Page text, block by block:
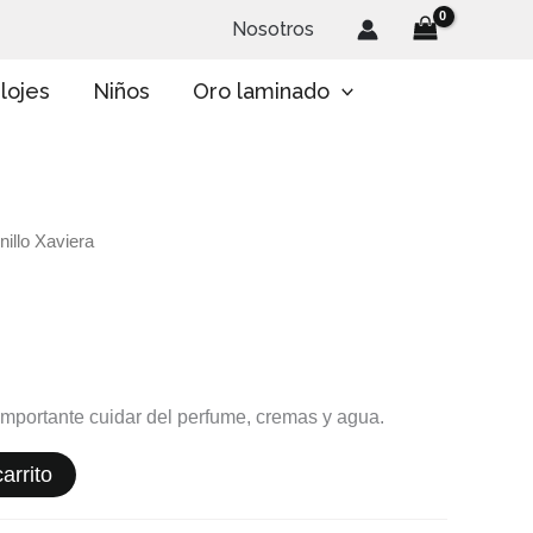
Nosotros
Niños Oro laminado
Xaviera
cuidar del perfume, cremas y agua.